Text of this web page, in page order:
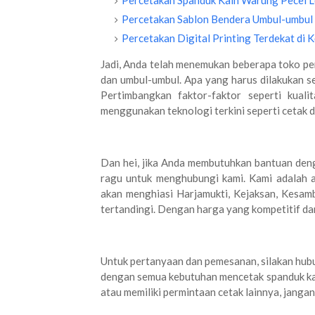
Percetakan Sablon Bendera Umbul-
Percetakan Digital Printing Terdekat di
Jadi, Anda telah menemukan beberapa toko
dan umbul-umbul. Apa yang harus dilakukan
Pertimbangkan faktor-faktor seperti
menggunakan teknologi terkini seperti cetak
Dan hei, jika Anda membutuhkan bantuan
ragu untuk menghubungi kami. Kami adalah
akan menghiasi Harjamukti, Kejaksan,
tertandingi. Dengan harga yang kompetitif
Untuk pertanyaan dan pemesanan, silakan
dengan semua kebutuhan mencetak spanduk
atau memiliki permintaan cetak lainnya,